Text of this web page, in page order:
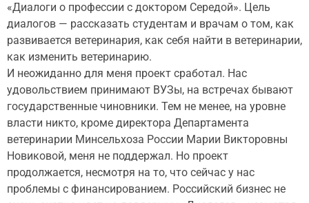
«Диалоги о профессии с доктором Середой». Цель
диалогов — рассказать студентам и врачам о том, как
развивается ветеринария, как себя найти в ветеринарии,
как изменить ветеринарию.
И неожиданно для меня проект сработал. Нас
удовольствием принимают ВУЗы, на встречах бывают
государственные чиновники. Тем не менее, на уровне
власти никто, кроме директора Департамента
ветеринарии Минсельхоза России Марии Викторовны
Новиковой, меня не поддержал. Но проект
продолжается, несмотря на то, что сейчас у нас
проблемы с финансированием. Российский бизнес не